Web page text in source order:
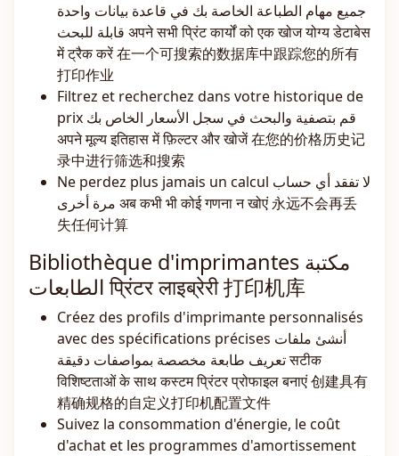
جميع مهام الطباعة الخاصة بك في قاعدة بيانات واحدة
قابلة للبحث अपने सभी प्रिंट कार्यों को एक खोज योग्य डेटाबेस
में ट्रैक करें 在一个可搜索的数据库中跟踪您的所有
打印作业
Filtrez et recherchez dans votre historique de
prix قم بتصفية والبحث في سجل الأسعار الخاص بك
अपने मूल्य इतिहास में फ़िल्टर और खोजें 在您的价格历史记
录中进行筛选和搜索
Ne perdez plus jamais un calcul لا تفقد أي حساب
مرة أخرى अब कभी भी कोई गणना न खोएं 永远不会再丢
失任何计算
Bibliothèque d'imprimantes مكتبة
الطابعات प्रिंटर लाइब्रेरी 打印机库
Créez des profils d'imprimante personnalisés
avec des spécifications précises أنشئ ملفات
تعريف طابعة مخصصة بمواصفات دقيقة सटीक
विशिष्टताओं के साथ कस्टम प्रिंटर प्रोफाइल बनाएं 创建具有
精确规格的自定义打印机配置文件
Suivez la consommation d'énergie, le coût
d'achat et les programmes d'amortissement